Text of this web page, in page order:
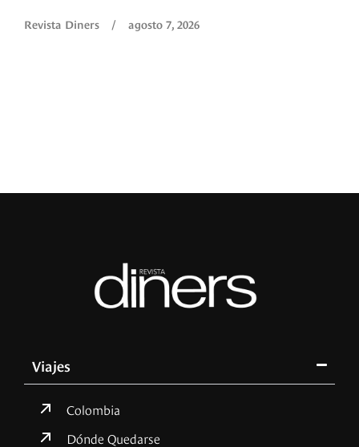
Revista Diners / agosto 7, 2026
Viajes
Colombia
Dónde Quedarse